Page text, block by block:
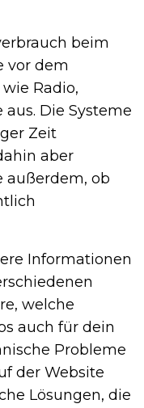
beim
vor dem
Radio,
Die Systeme
Zeit
aber
außerdem, ob
Informationen
welche
auch für dein
Probleme
der Website
Lösungen, die